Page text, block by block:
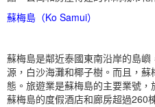
蘇梅島（Ko Samui）
蘇梅島是鄰近泰國東南沿岸的島
源，白沙海灘和椰子樹。而且，
態。旅遊業是蘇梅島的主要業號
蘇梅島的度假酒店和廊房超過260